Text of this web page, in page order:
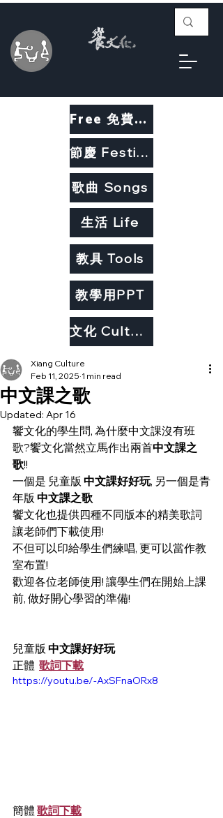
Free 免費教材
教具 Tools
節慶 Festivals
生活 Life
歌曲 Songs
教學用PPT
文化 Culture
中文課之歌
Xiang Culture
Feb 11, 2025 1 min read
Updated: Apr 16
饗文化的學生問, 為什麼中文課沒有班
歌?饗文化當然立馬作出兩首中文課之
歌!!
一個是 兒童版 中文課好好玩, 另一個是青
年版 中文課之歌
饗文化也提供四種不同版本的精美歌詞
讓老師們下載使用!
不但可以印給學生們練唱, 更可以當作教
室布置!
歡迎各位老師使用! 讓學生們在開始上課
前, 做好開心學習的準備!
兒童版 中文課好好玩
正體 歌詞下載
https://youtu.be/-AxSFnaORx8
簡體 歌詞下載